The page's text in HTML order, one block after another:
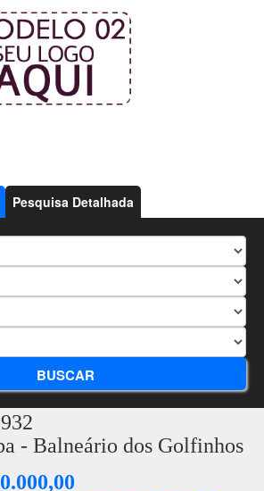
Pesquisa Detalhada
BUSCAR
bem
com 2 dormitórios
- Balneário dos Golfinhos